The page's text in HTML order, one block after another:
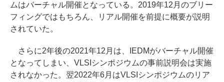
ムはバーチャル開催となっている。2019年12月のブリー
フィングではもちろん、リアル開催を前提に概要が説明
されていた。
さらに2年後の2021年12月は、IEDMがバーチャル開催
となってしまい、VLSIシンポジウムの事前説明会は実施
されなかった。翌2022年6月はVLSIシンポジウムのリア